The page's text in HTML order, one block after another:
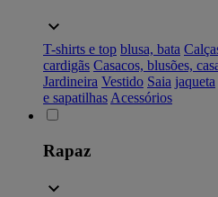
T-shirts e top blusa, bata
cardigãs Casacos, blusões,
Jardineira Vestido Saia jaqueta
e sapatilhas Acessórios
Rapaz